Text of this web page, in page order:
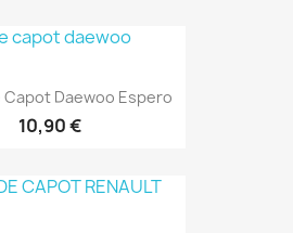
Capot Daewoo Espero
10,90 €